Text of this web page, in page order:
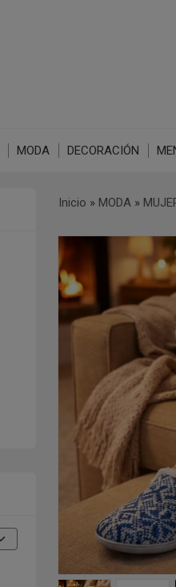
MODA DECORACIÓN
Inicio » MODA»